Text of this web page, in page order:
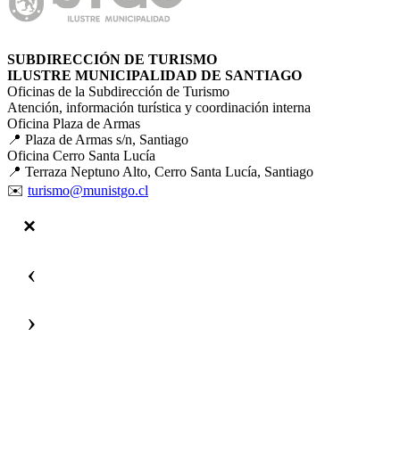
SUBDIRECCIÓN DE TURISMO
ILUSTRE MUNICIPALIDAD DE SANTIAGO
Oficinas de la Subdirección de Turismo
Atención, información turística y coordinación interna
Oficina Plaza de Armas
📍 Plaza de Armas s/n, Santiago
Oficina Cerro Santa Lucía
📍 Terraza Neptuno Alto, Cerro Santa Lucía, Santiago
✉️ turismo@munistgo.cl
‹
›